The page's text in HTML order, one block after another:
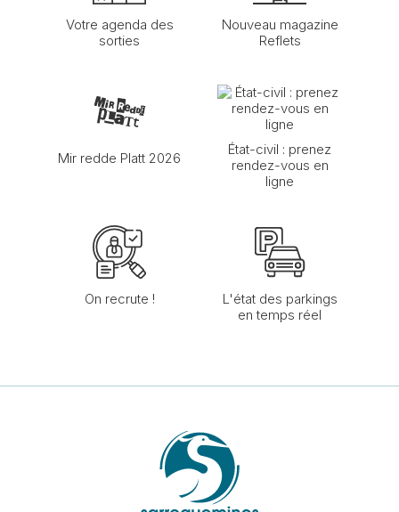
Votre agenda des
sorties
Nouveau magazine
Reflets
Mir redde Platt 2026
État-civil : prenez
rendez-vous en
ligne
On recrute !
L'état des parkings
en temps réel